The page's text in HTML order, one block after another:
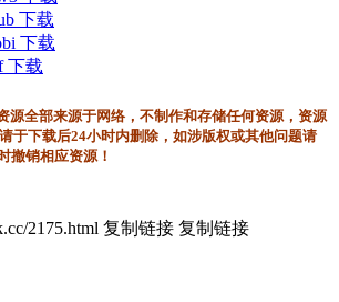
下载
下载
下载
源全部来源于网络，不制作和存储任何资源，资源
于下载后24小时内删除，如涉版权或其他问题请
撤销相应资源！
2175.html 复制链接 复制链接